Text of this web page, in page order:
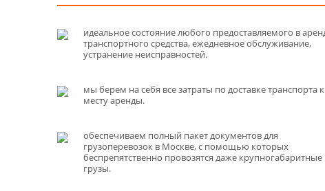
идеальное состояние любого предоставляемого в
транспортного средства, ежедневное обслуживание,
устранение неисправностей.
мы берем на себя все затраты по доставке транспорта к
месту аренды.
обеспечиваем полный пакет документов для
грузоперевозок в Москве, с помощью которых
беспрепятственно провозятся даже крупногабаритные
грузы.